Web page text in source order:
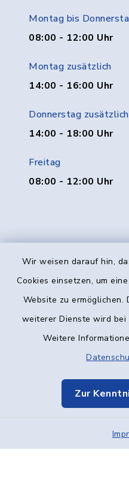
Wir weisen darauf hin,
Cookies einsetzen, um
Website zu ermöglichen.
weiterer Dienste wird
Weitere
Zur
Montag bis
08:00 - 12:00 Uhr
Montag zusätzlich
14:00 - 16:00 Uhr
Donnerstag zusätzlich
14:00 - 18:00 Uhr
Freitag
08:00 - 12:00 Uhr